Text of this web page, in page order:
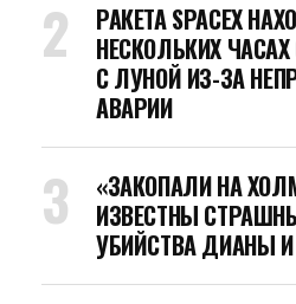
РАКЕТА SPACEX
НЕСКОЛЬКИХ
С ЛУНОЙ ИЗ-ЗА
АВАРИИ
«ЗАКОПАЛИ НА
ИЗВЕСТНЫ
УБИЙСТВА ДИАНЫ